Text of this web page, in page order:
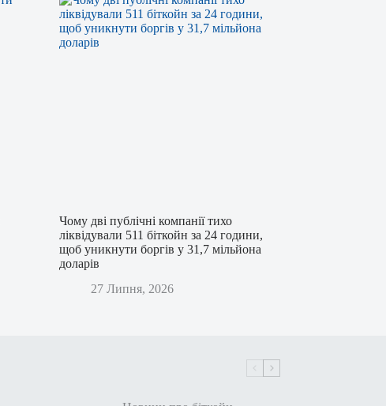
Чому дві публічні компанії тихо
ліквідували 511 біткойн за 24 години,
щоб уникнути боргів у 31,7 мільйона
доларів
27 Липня, 2026